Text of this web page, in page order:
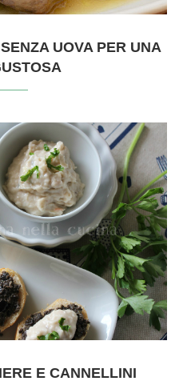
UOVA PER UNA
E CANNELLINI